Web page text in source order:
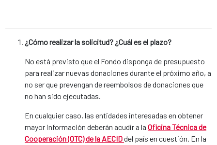
¿Cómo realizar la solicitud? ¿Cuál es el plazo?
No está previsto que el Fondo disponga de presupuesto
para realizar nuevas donaciones durante el próximo año, a
no ser que prevengan de reembolsos de donaciones que
no han sido ejecutadas.
En cualquier caso, las entidades interesadas en obtener
mayor información deberán acudir a la Oficina Técnica de
Cooperación (OTC) de la AECIDdel país en cuestión. En la